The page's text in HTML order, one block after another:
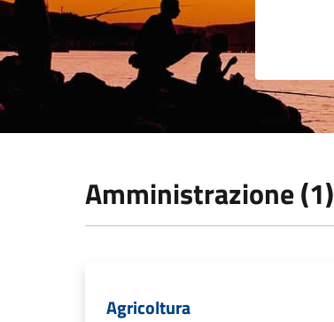
Amministrazione (1)
Agricoltura